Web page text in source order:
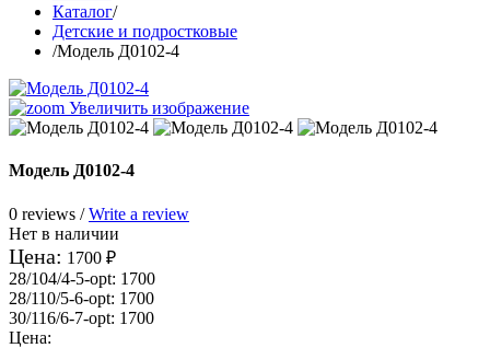
Каталог/
Детские и подростковые
/Модель Д0102-4
Увеличить изображение
Модель Д0102-4
0 reviews /Write a review
Нет в наличии
Цена: 1700 ₽
28/104/4-5-opt: 1700
28/110/5-6-opt: 1700
30/116/6-7-opt: 1700
Цена: